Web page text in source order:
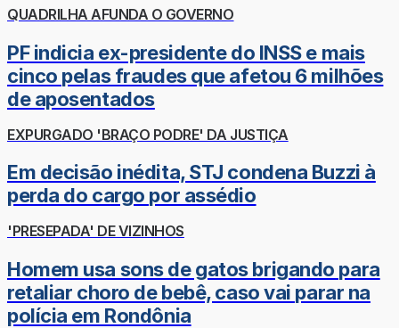
QUADRILHA AFUNDA O GOVERNO
PF indicia ex-presidente do INSS e mais
cinco pelas fraudes que afetou 6 milhões
de aposentados
EXPURGADO 'BRAÇO PODRE' DA JUSTIÇA
Em decisão inédita, STJ condena Buzzi à
perda do cargo por assédio
'PRESEPADA' DE VIZINHOS
Homem usa sons de gatos brigando para
retaliar choro de bebê, caso vai parar na
polícia em Rondônia